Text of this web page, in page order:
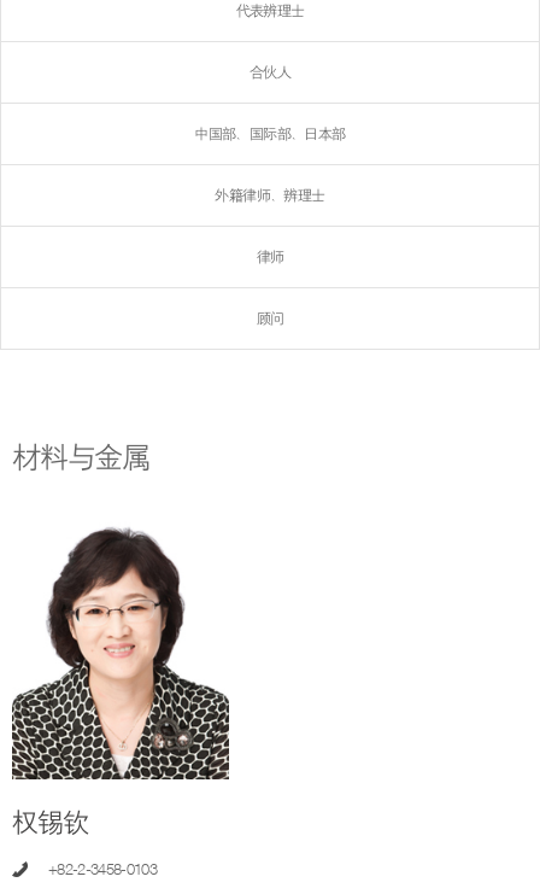
代表辨理士
合伙人
中国部、国际部、日本部
外籍律师、辨理士
律师
顾问
材料与金属
权锡钦
+82-2-3458-0103